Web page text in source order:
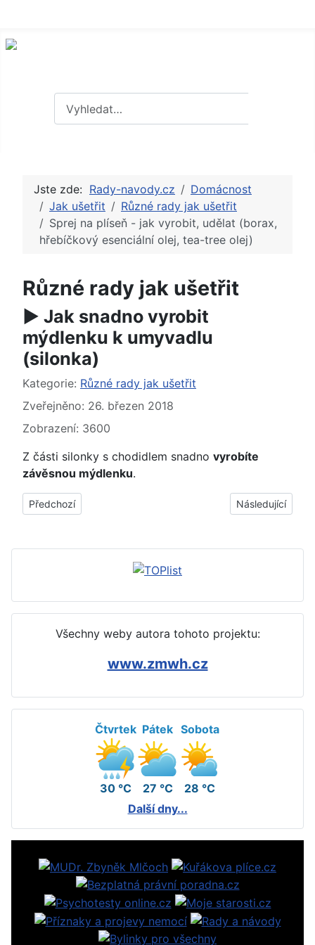
Jste zde: Rady-navody.cz
Domácnost
Jak ušetřit
Různé rady jak ušetřit
Sprej na plíseň - jak vyrobit, udělat (borax,
hřebíčkový esenciální olej, tea-tree olej)
Různé rady jak ušetřit
► Jak snadno vyrobit
mýdlenku k umyvadlu
(silonka)
Základní údaje
Kategorie: Různé rady jak ušetřit
Zveřejněno: 26. březen 2018
Zobrazení: 3600
Z části silonky s chodidlem snadno vyrobíte
závěsnou mýdlenku.
Předchozí článek: ► Jak využít papírové obaly od vajíček
Předchozí Další článek: ►
Následující
Všechny weby autora tohoto projektu:
www.zmwh.cz
Čtvrtek
30 °C
Pátek
27 °C
Sobota
28 °C
Další dny...